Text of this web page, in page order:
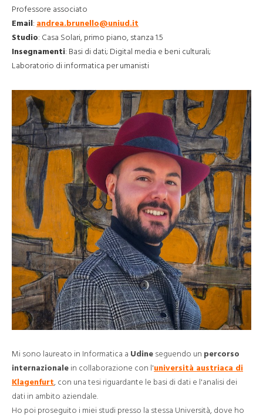
Professore associato
Email: andrea.brunello@uniud.it
Studio: Casa Solari, primo piano, stanza 1.5
Insegnamenti: Basi di dati; Digital media e beni culturali;
Laboratorio di informatica per umanisti
Mi sono laureato in Informatica a Udine seguendo un percorso
internazionale in collaborazione con l'università austriaca di
Klagenfurt, con una tesi riguardante le basi di dati e l'analisi dei
dati in ambito aziendale.
Ho poi proseguito i miei studi presso la stessa Università, dove ho